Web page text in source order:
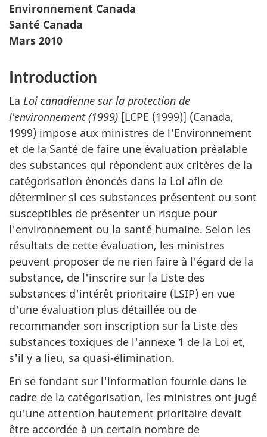
Environnement Canada
Santé Canada
Mars 2010
Introduction
La Loi canadienne sur la protection de
l'environnement (1999) [LCPE (1999)] (Canada,
1999) impose aux ministres de l'Environnement
et de la Santé de faire une évaluation préalable
des substances qui répondent aux critères de la
catégorisation énoncés dans la Loi afin de
déterminer si ces substances présentent ou sont
susceptibles de présenter un risque pour
l'environnement ou la santé humaine. Selon les
résultats de cette évaluation, les ministres
peuvent proposer de ne rien faire à l'égard de la
substance, de l'inscrire sur la Liste des
substances d'intérêt prioritaire (LSIP) en vue
d'une évaluation plus détaillée ou de
recommander son inscription sur la Liste des
substances toxiques de l'annexe 1 de la Loi et,
s'il y a lieu, sa quasi-élimination.
En se fondant sur l'information fournie dans le
cadre de la catégorisation, les ministres ont jugé
qu'une attention hautement prioritaire devait
être accordée à un certain nombre de